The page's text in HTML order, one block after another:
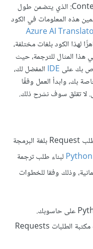
طول المحتوى Content-Length: الذي يتضمن طول
هذه المعلومات في الكود
Azure AI
لهذا الكود بلغات مختلفة،
المثال للترجمة، حيث
بك على IDE المفضل لك،
بك، وابدأ العمل وفقًا
لا تقلق سوف نشرح ذلك.
ننشئ طلب Request بلغة البرمجة
لبناء طلب ترجمة
وذلك وفقا للخطوات
افتح terminal window ثم ثبّت مكتبة الطلبات Requests